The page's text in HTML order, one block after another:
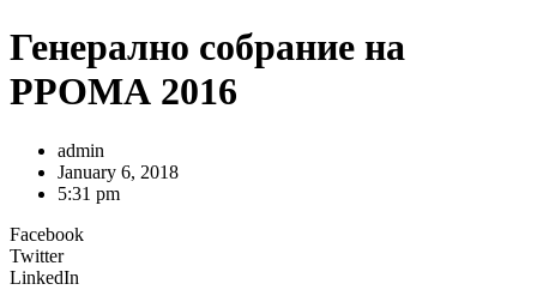
Генерално собрание на
РРОМА 2016
admin
January 6, 2018
5:31 pm
Facebook
Twitter
LinkedIn